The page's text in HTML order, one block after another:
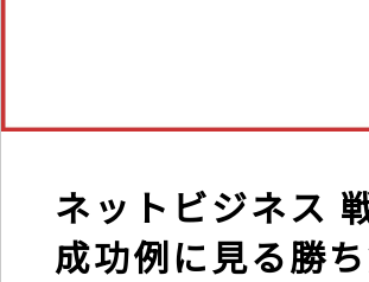
ネットビジネス
成功例に見る勝